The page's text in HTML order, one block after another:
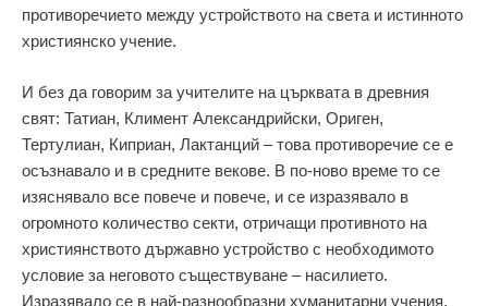
противоречието между устройството на света и истинното
християнско учение.
И без да говорим за учителите на църквата в древния
свят: Татиан, Климент Александрийски, Ориген,
Тертулиан, Киприан, Лактанций – това противоречие се е
осъзнавало и в средните векове. В по-ново време то се
изяснявало все повече и повече, и се изразявало в
огромното количество секти, отричащи противното на
християнството държавно устройство с необходимото
условие за неговото съществуване – насилието.
Изразявало се в най-разнообразни хуманитарни учения,